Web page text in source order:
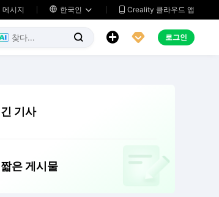
메시지  한국인   Creality 클라우드 앱
   로그인
긴 기사
짧은 게시물